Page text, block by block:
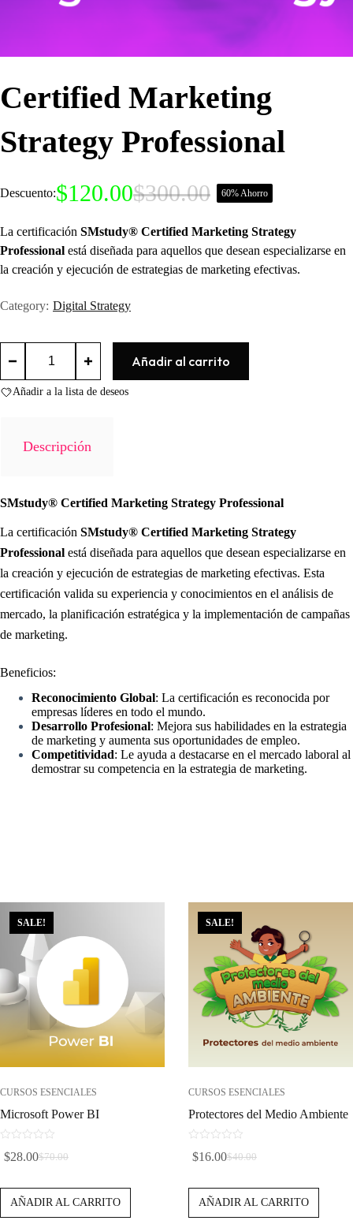
Certified Marketing
Strategy Professional
Descuento: $300.00
El
original
$300.00.
$120.00El
actual
$120.00.
60% Ahorro
La certificación SMstudy® Certified Marketing Strategy
Professional está diseñada para aquellos que desean especializarse en
la creación y ejecución de estrategias de marketing efectivas.
Category: Digital Strategy
Marketing
Professional
Añadir al carrito
Añadir a la lista de deseos
Descripción
SMstudy® Certified Marketing Strategy Professional
La certificación SMstudy® Certified Marketing Strategy
Professional está diseñada para aquellos que desean especializarse en
la creación y ejecución de estrategias de marketing efectivas. Esta
certificación valida su experiencia y conocimientos en el análisis de
mercado, la planificación estratégica y la implementación de campañas
de marketing.
Beneficios:
Reconocimiento Global: La certificación es reconocida por
empresas líderes en todo el mundo.
Desarrollo Profesional: Mejora sus habilidades en la estrategia
de marketing y aumenta sus oportunidades de empleo.
Competitividad: Le ayuda a destacarse en el mercado laboral al
demostrar su competencia en la estrategia de marketing.
SALE!
CURSOS ESENCIALES
Microsoft Power BI
d
5
$70.00
Precio
Original
$28.00
Precio
Actual
AÑADIR AL CARRITO
SALE!
CURSOS ESENCIALES
Protectores del Medio Ambiente
d
5
$40.00
Precio
Original
$16.00
Precio
Actual
AÑADIR AL CARRITO